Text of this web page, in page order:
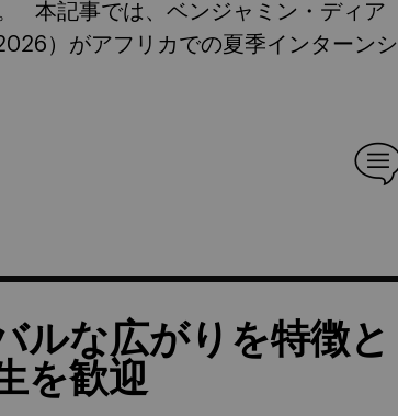
本記事では、ベンジャミン・ディア
）がアフリカでの夏季インターンシ
ルな広がりを特徴と
を歓迎